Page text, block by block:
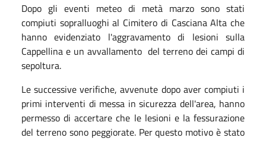
Dopo gli eventi meteo di metà marzo sono stati
compiuti sopralluoghi al Cimitero di Casciana Alta che
hanno evidenziato l'aggravamento di lesioni sulla
Cappellina e un avvallamento del terreno dei campi di
sepoltura.
Le successive verifiche, avvenute dopo aver compiuti i
primi interventi di messa in sicurezza dell'area, hanno
permesso di accertare che le lesioni e la fessurazione
del terreno sono peggiorate. Per questo motivo è stato